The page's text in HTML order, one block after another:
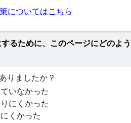
についてはこちら
るために、このページにどのよ
りましたか？
いなかった
にくかった
くかった